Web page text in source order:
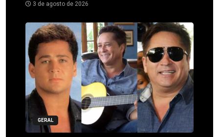
3 de agosto de 2026
GERAL